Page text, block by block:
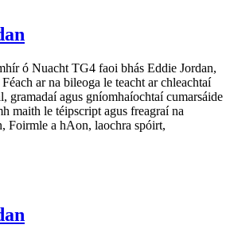
ó Nuacht TG4 faoi bhás Eddie Jordan,
ar na bileoga le teacht ar chleachtaí
gramadaí agus gníomhaíochtaí cumarsáide
maith le téipscript agus freagraí na
Foirmle a hAon, laochra spóirt,